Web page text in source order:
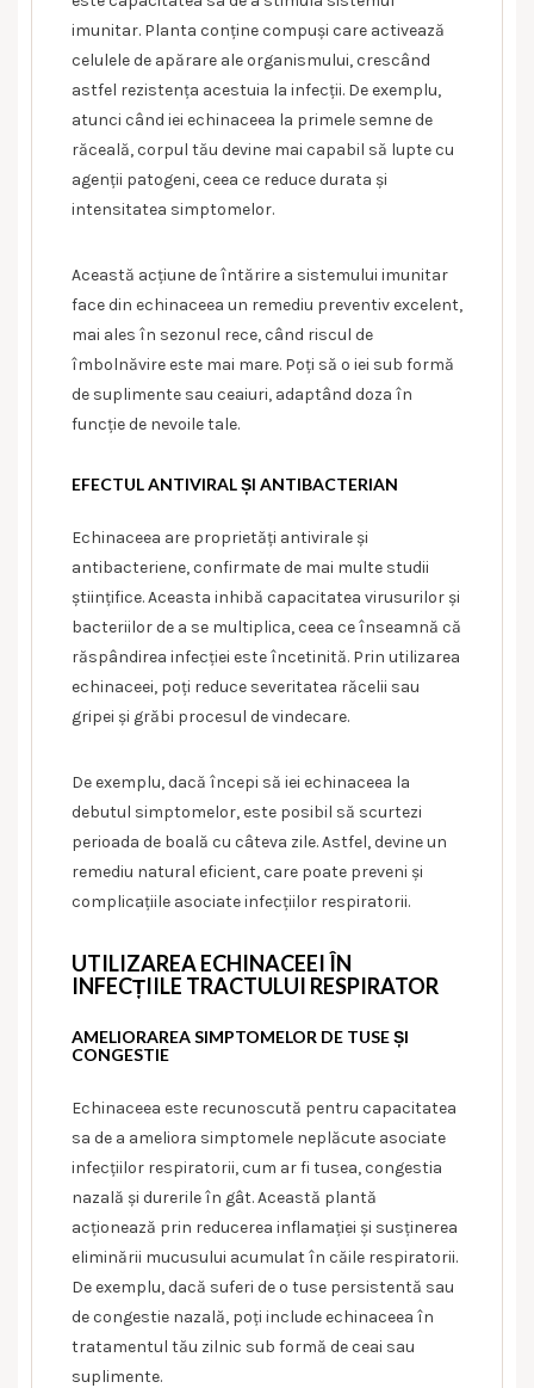
imunitar. Planta conține compuși care activează
celulele de apărare ale organismului, crescând
astfel rezistența acestuia la infecții. De exemplu,
atunci când iei echinaceea la primele semne de
răceală, corpul tău devine mai capabil să lupte cu
agenții patogeni, ceea ce reduce durata și
intensitatea simptomelor.
Această acțiune de întărire a sistemului imunitar
face din echinaceea un remediu preventiv excelent,
mai ales în sezonul rece, când riscul de
îmbolnăvire este mai mare. Poți să o iei sub formă
de suplimente sau ceaiuri, adaptând doza în
funcție de nevoile tale.
EFECTUL ANTIVIRAL ȘI ANTIBACTERIAN
Echinaceea are proprietăți antivirale și
antibacteriene, confirmate de mai multe studii
științifice. Aceasta inhibă capacitatea virusurilor și
bacteriilor de a se multiplica, ceea ce înseamnă că
răspândirea infecției este încetinită. Prin utilizarea
echinaceei, poți reduce severitatea răcelii sau
gripei și grăbi procesul de vindecare.
De exemplu, dacă începi să iei echinaceea la
debutul simptomelor, este posibil să scurtezi
perioada de boală cu câteva zile. Astfel, devine un
remediu natural eficient, care poate preveni și
complicațiile asociate infecțiilor respiratorii.
UTILIZAREA ECHINACEEI ÎN
INFECȚIILE TRACTULUI RESPIRATOR
AMELIORAREA SIMPTOMELOR DE TUSE ȘI
CONGESTIE
Echinaceea este recunoscută pentru capacitatea
sa de a ameliora simptomele neplăcute asociate
infecțiilor respiratorii, cum ar fi tusea, congestia
nazală și durerile în gât. Această plantă
acționează prin reducerea inflamației și susținerea
eliminării mucusului acumulat în căile respiratorii.
De exemplu, dacă suferi de o tuse persistentă sau
de congestie nazală, poți include echinaceea în
tratamentul tău zilnic sub formă de ceai sau
suplimente.